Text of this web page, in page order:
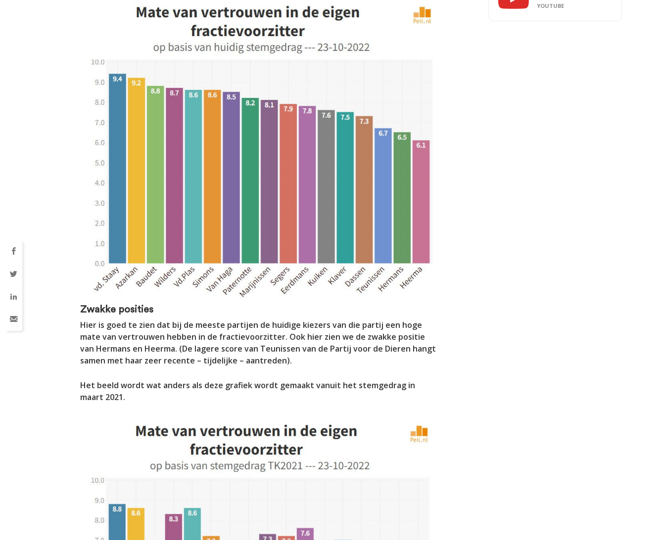
Zwakke posities
Hier is goed te zien dat bij de meeste partijen de huidige kiezers van die partij een hoge
mate van vertrouwen hebben in de fractievoorzitter. Ook hier zien we de zwakke positie
van Hermans en Heerma. (De lagere score van Teunissen van de Partij voor de Dieren hangt
samen met haar zeer recente – tijdelijke – aantreden).
Het beeld wordt wat anders als deze grafiek wordt gemaakt vanuit het stemgedrag in
maart 2021.
YOUTUBE